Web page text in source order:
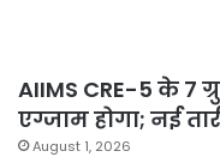
AIIMS CRE-5 के 7
एग्जाम होगा; नई
August 1, 2026